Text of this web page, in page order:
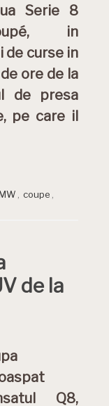
Serie 8
in
de curse in
ore de la
de presa
pe care il
coupe
de la
Q8,